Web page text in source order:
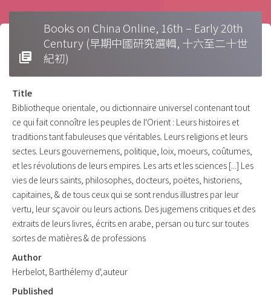
library_books
Books on China Online, 16th – Early 20th
Century (早期中國研究選輯, 十六至二十世
紀初)
Title
Bibliotheque orientale, ou dictionnaire universel contenant tout
ce qui fait connoître les peuples de l'Orient : Leurs histoires et
traditions tant fabuleuses que véritables. Leurs religions et leurs
sectes. Leurs gouvernemens, politique, loix, moeurs, coûtumes,
et les révolutions de leurs empires. Les arts et les sciences [...] Les
vies de leurs saints, philosophes, docteurs, poëtes, historiens,
capitaines, & de tous ceux qui se sont rendus illustres par leur
vertu, leur sçavoir ou leurs actions. Des jugemens critiques et des
extraits de leurs livres, écrits en arabe, persan ou turc sur toutes
sortes de matières & de professions
Author
Herbelot, Barthélemy d',auteur
Published